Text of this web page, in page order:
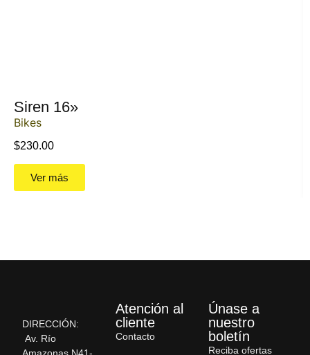
Siren 16»
Bikes
$230.00
Ver más
DIRECCIÓN:
Av. Río
Atención al
cliente
Contacto
Únase a
nuestro
boletín
Reciba ofertas